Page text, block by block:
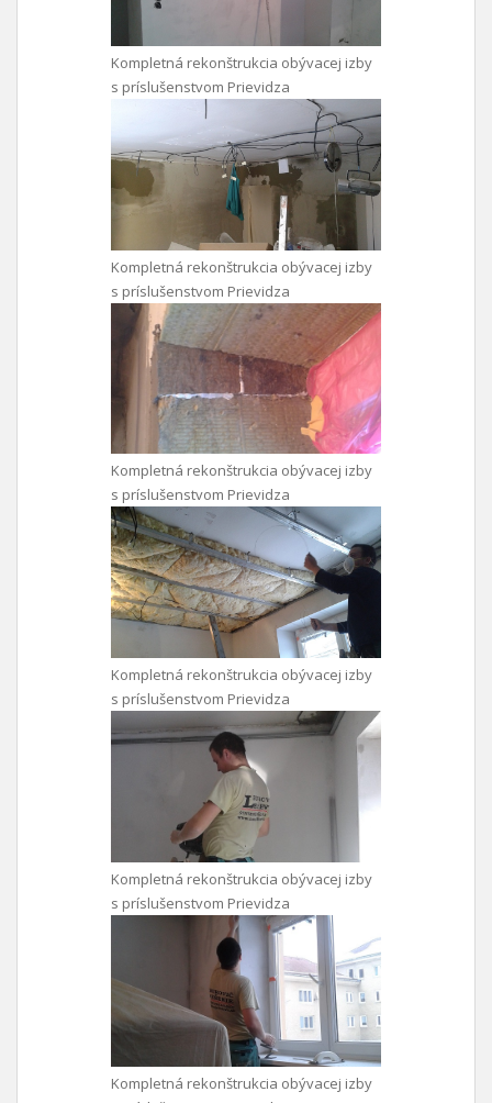
Kompletná rekonštrukcia obývacej izby
s príslušenstvom Prievidza
Kompletná rekonštrukcia obývacej izby
s príslušenstvom Prievidza
Kompletná rekonštrukcia obývacej izby
s príslušenstvom Prievidza
Kompletná rekonštrukcia obývacej izby
s príslušenstvom Prievidza
Kompletná rekonštrukcia obývacej izby
s príslušenstvom Prievidza
Kompletná rekonštrukcia obývacej izby